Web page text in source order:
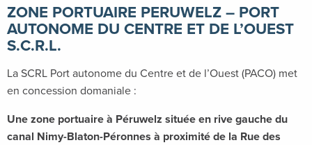
ZONE PORTUAIRE PERUWELZ – PORT
AUTONOME DU CENTRE ET DE L’OUEST
S.C.R.L.
La SCRL Port autonome du Centre et de l’Ouest (PACO) met
en concession domaniale :
Une zone portuaire à Péruwelz située en rive gauche du
canal Nimy-Blaton-Péronnes à proximité de la Rue des